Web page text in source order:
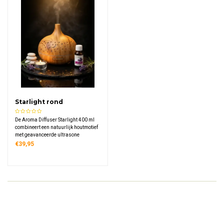
Starlight rond
houtmotief 400 ml
De Aroma Diffuser Starlight 400 ml
combineert een natuurlijk houtmotief
met geavanceerde ultrasone
technologie. Verspreid moeiteloos de
€39,95